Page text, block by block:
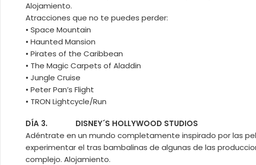
Alojamiento.
Atracciones que no te puedes perder:
• Space Mountain
• Haunted Mansion
• Pirates of the Caribbean
• The Magic Carpets of Aladdin
• Jungle Cruise
• Peter Pan’s Flight
• TRON Lightcycle/Run
DÍA 3. DISNEY´S HOLLYWOOD STUDIOS
Adéntrate en un mundo completamente inspirado por las
experimentar el tras bambalinas de algunas de las
complejo. Alojamiento.